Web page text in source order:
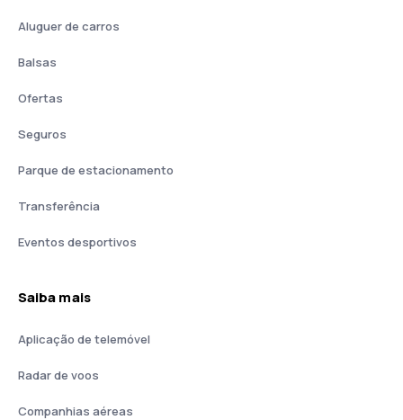
Aluguer de carros
Balsas
Ofertas
Seguros
Parque de estacionamento
Transferência
Eventos desportivos
Saiba mais
Aplicação de telemóvel
Radar de voos
Companhias aéreas